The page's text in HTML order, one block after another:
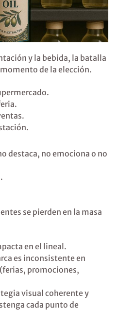
y la bebida, la batalla
momento de la elección.
destaca, no emociona o no
se pierden en la masa
en el lineal.
es inconsistente en
promociones,
visual coherente y
cada punto de